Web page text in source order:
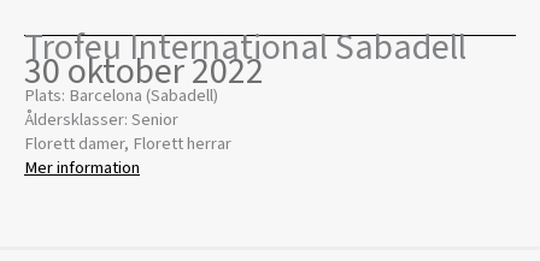
Trofeu International Sabadell
30 oktober 2022
Plats: Barcelona (Sabadell)
Åldersklasser: Senior
Florett damer, Florett herrar
Mer information